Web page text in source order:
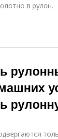
в рулон.